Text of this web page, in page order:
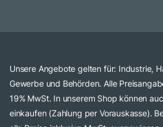
Unsere Angebote gelten für: Industrie,
Gewerbe und Behörden. Alle
19% MwSt. In unserem Shop können
einkaufen (Zahlung per Vorauskasse).